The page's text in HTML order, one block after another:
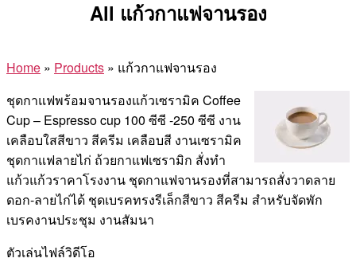
All แก้วกาแฟจานรอง
Home » Products » แก้วกาแฟจานรอง
ชุดกาแฟพร้อมจานรองแก้วเซรามิค Coffee
Cup – Espresso cup 100 ซีซี -250 ซีซี งาน
เคลือบใสสีขาว สีครีม เคลือบสี งานเซรามิค
ชุดกาแฟลายไก่ ถ้วยกาแฟเซรามิก สั่งทำ
แก้วแก้วราคาโรงงาน ชุดกาแฟจานรองที่สามารถสั่งวาดลาย
ดอก-ลายไก่ได้ ชุดเบรคทรงรีเล็กสีขาว สีครีม สำหรับจัดพัก
เบรคงานประชุม งานสัมนา
ตัวเล่นไฟล์วิดีโอ